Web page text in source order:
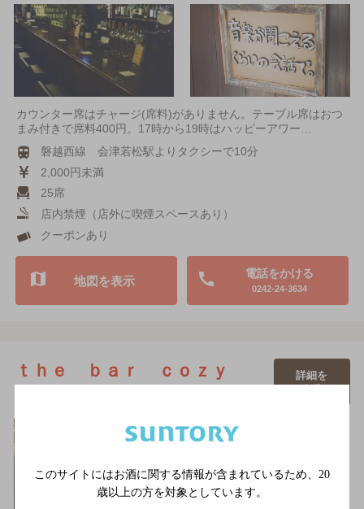
カウンター席はチャージ(席料)がありません。テーブル席はおつ
まみ付きで席料400円。17時から19時はハッピーアワー…
磐越西線 会津若松駅よりタクシーで10分
2,000円未満
25席
店内禁煙（店外に喫煙スペースあり）
クーポンあり
電話をかける
0242-24-3634
地図を表示
ｔｈｅ ｂａｒ ｃｏｚｙ
詳細を
みる
このサイトにはお酒に関する情報が含まれているため、 20
歳以上の方を対象としています。